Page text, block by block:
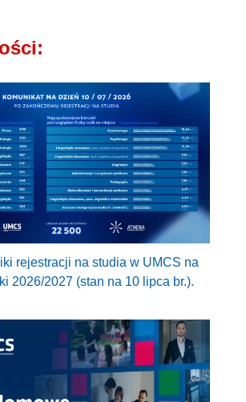
rejestracji na studia w UMCS na
2026/2027 (stan na 10 lipca br.).